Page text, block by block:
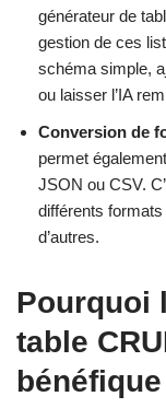
générateur de
gestion de ces
schéma simple,
ou laisser l’IA
Conversion de
permet
JSON ou CSV.
différents formats
d’autres.
Pourquoi
table